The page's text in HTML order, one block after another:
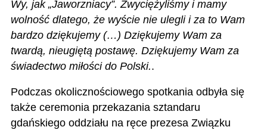
Wy, jak „Jaworzniacy”. Zwyciężyliśmy i mamy
wolność dlatego, że wyście nie ulegli i za to Wam
bardzo dziękujemy (…) Dziękujemy Wam za
twardą, nieugiętą postawę. Dziękujemy Wam za
świadectwo miłości do Polski..
Podczas okolicznościowego spotkania odbyła się
także ceremonia przekazania sztandaru
gdańskiego oddziału na ręce prezesa Związku